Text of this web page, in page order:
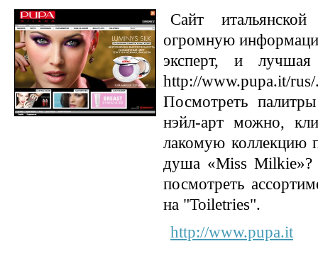
Сайт
огромную
эксперт, и
http://www.pupa.it/
Посмотреть
нэйл-арт можно,
лакомую коллекцию
душа «Miss Milkie»?
посмотреть
на "Toiletries".
http://www.pupa.it